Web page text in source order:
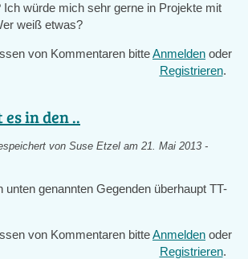
Ich würde mich sehr gerne in Projekte mit
weiß etwas?
von Kommentaren bitteAnmelden oder
Registrieren.
in den ..
von Suse Etzel am 21. Mai 2013 -
unten genannten Gegenden überhaupt TT-
von Kommentaren bitteAnmelden oder
Registrieren.